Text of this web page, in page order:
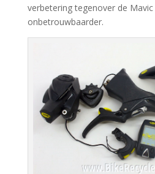
verbetering tegenover de
onbetrouwbaarder.